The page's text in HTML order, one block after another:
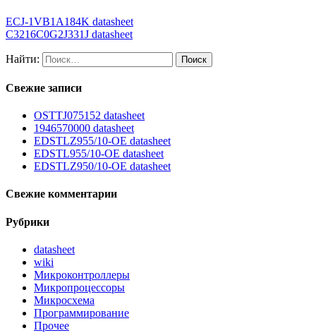
ECJ-1VB1A184K datasheet
C3216C0G2J331J datasheet
Найти:
Свежие записи
OSTTJ075152 datasheet
1946570000 datasheet
EDSTLZ955/10-OE datasheet
EDSTL955/10-OE datasheet
EDSTLZ950/10-OE datasheet
Свежие комментарии
Рубрики
datasheet
wiki
Микроконтроллеры
Микропроцессоры
Микросхема
Программирование
Прочее